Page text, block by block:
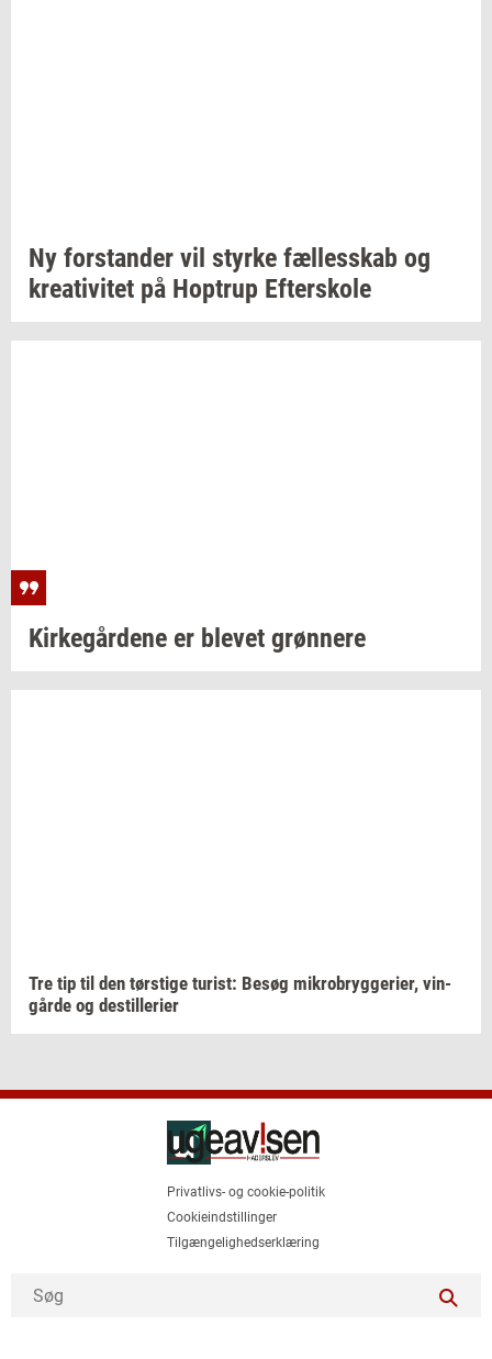
Ny for­stan­der vil styr­ke fæl­les­skab og
kre­a­ti­vi­tet på Hop­trup Ef­ter­sko­le
Kir­ke­går­de­ne er ble­vet grøn­ne­re
Tre tip til den tørsti­ge turist: Besøg mi­kro­bryg­ge­ri­er, vin­
går­de og destil­le­ri­er
Privatlivs- og cookie-politik
Cookieindstillinger
Tilgængelighedserklæring